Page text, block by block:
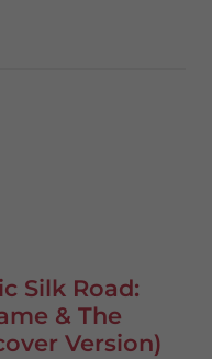
Silk Road:
& The
Version)